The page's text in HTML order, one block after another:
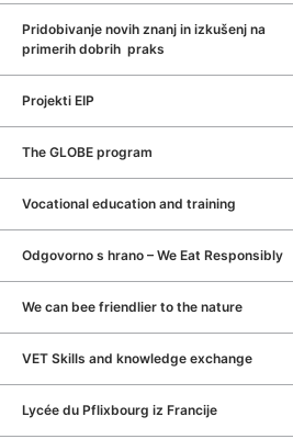
Pridobivanje novih znanj in izkušenj na
primerih dobrih praks
Projekti EIP
The GLOBE program
Vocational education and training
Odgovorno s hrano – We Eat Responsibly
We can bee friendlier to the nature
VET Skills and knowledge exchange
Lycée du Pflixbourg iz Francije